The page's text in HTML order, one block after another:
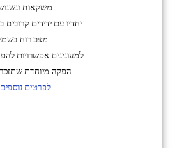
משקאות
יחדיו עם ידידים
מצב רוח
למעונינים אפשרויות
הפקה מיוחדת
לפרטים